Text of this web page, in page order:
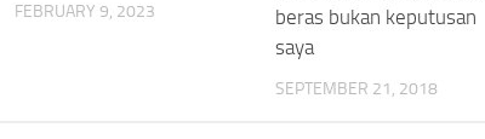
FEBRUARY 9, 2023
beras bukan keputusan
saya
SEPTEMBER 21, 2018